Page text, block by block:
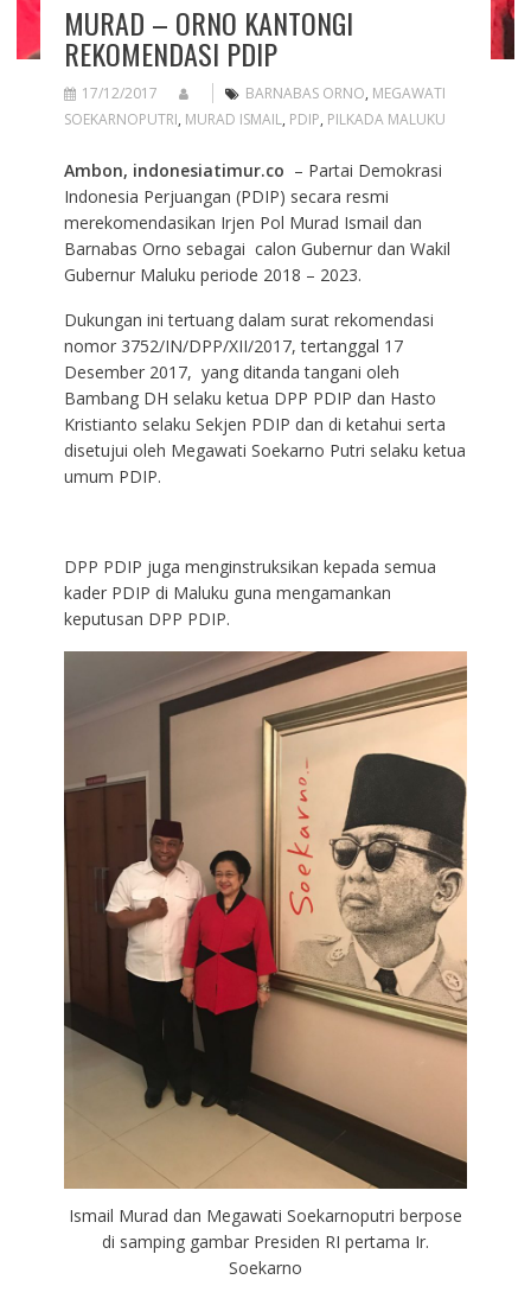
MURAD – ORNO KANTONGI
REKOMENDASI PDIP
17/12/2017 BARNABAS ORNO, MEGAWATI
SOEKARNOPUTRI, MURAD ISMAIL, PDIP, PILKADA MALUKU
Ambon, indonesiatimur.co – Partai Demokrasi
Indonesia Perjuangan (PDIP) secara resmi
merekomendasikan Irjen Pol Murad Ismail dan
Barnabas Orno sebagai calon Gubernur dan Wakil
Gubernur Maluku periode 2018 – 2023.
Dukungan ini tertuang dalam surat rekomendasi
nomor 3752/IN/DPP/XII/2017, tertanggal 17
Desember 2017, yang ditanda tangani oleh
Bambang DH selaku ketua DPP PDIP dan Hasto
Kristianto selaku Sekjen PDIP dan di ketahui serta
disetujui oleh Megawati Soekarno Putri selaku ketua
umum PDIP.
DPP PDIP juga menginstruksikan kepada semua
kader PDIP di Maluku guna mengamankan
keputusan DPP PDIP.
Ismail Murad dan Megawati Soekarnoputri berpose
di samping gambar Presiden RI pertama Ir.
Soekarno